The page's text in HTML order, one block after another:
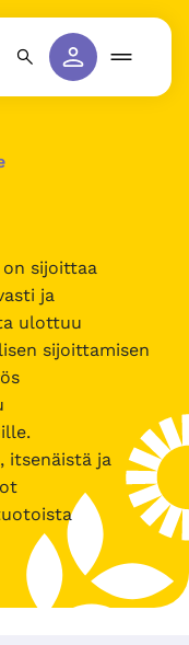
sijoittaa
ja
ulottuu
sijoittamisen
itsenäistä ja